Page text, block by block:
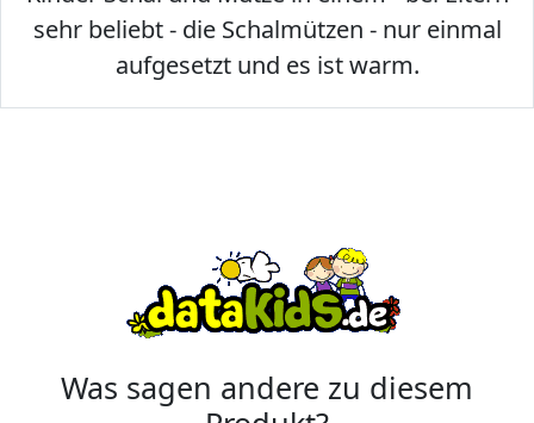
sehr beliebt - die Schalmützen - nur einmal
aufgesetzt und es ist warm.
Was sagen andere zu diesem